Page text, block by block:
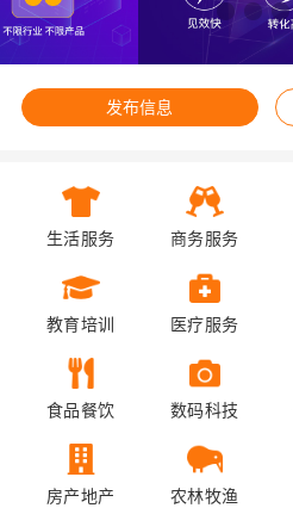
发布信息
生活服务 商务服务
教育培训 医疗服务
食品餐饮 数码科技
房产地产 农林牧渔